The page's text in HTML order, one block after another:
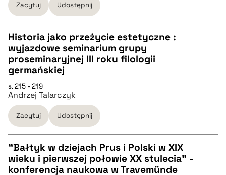
BIBTEX
pobierz cytat
Zacytuj Udostępnij
CZYSTY TEKST
pobierz cytat
BIBTEX
pobierz cytat
Historia jako przeżycie estetyczne :
wyjazdowe seminarium grupy
proseminaryjnej III roku filologii
germańskiej
s. 215 - 219
Andrzej Talarczyk
Zacytuj Udostępnij
CZYSTY TEKST
"Bałtyk w dziejach Prus i Polski w XIX
wieku i pierwszej połowie XX stulecia" -
konferencja naukowa w Travemünde